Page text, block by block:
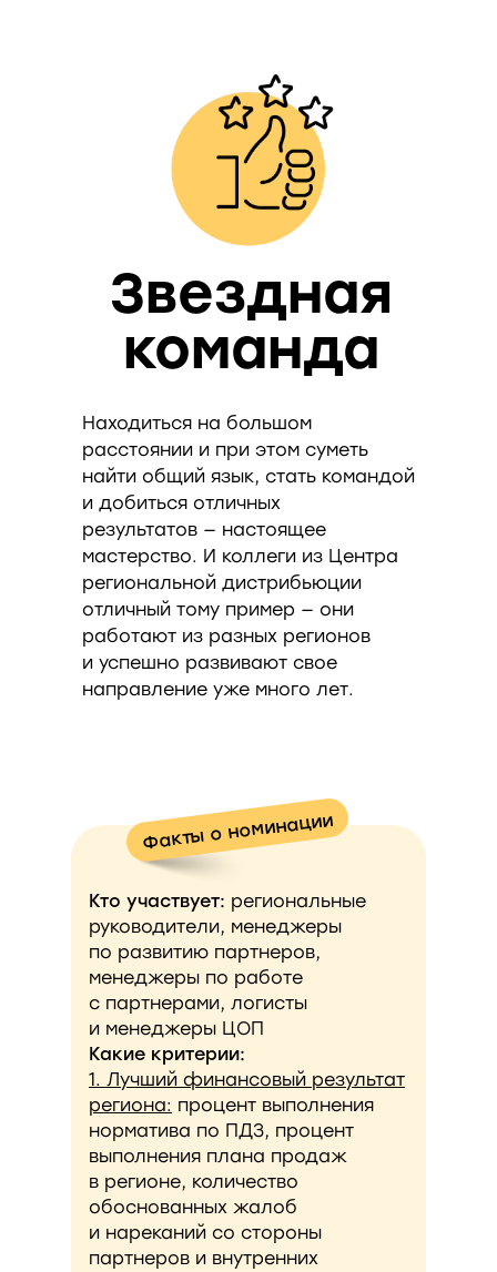
Звездная
команда
Находиться на большом
расстоянии и при этом суметь
найти общий язык, стать командой
и добиться отличных
результатов — настоящее
мастерство. И коллеги из Центра
региональной дистрибьюции
отличный тому пример — они
работают из разных регионов
и успешно развивают свое
направление уже много лет.
Кто участвует: региональные
руководители, менеджеры
по развитию партнеров,
менеджеры по работе
с партнерами, логисты
и менеджеры ЦОП
Какие критерии:
1. Лучший финансовый результат
региона: процент выполнения
норматива по ПДЗ, процент
выполнения плана продаж
в регионе, количество
обоснованных жалоб
и нареканий со стороны
партнеров и внутренних
Факты о номинации